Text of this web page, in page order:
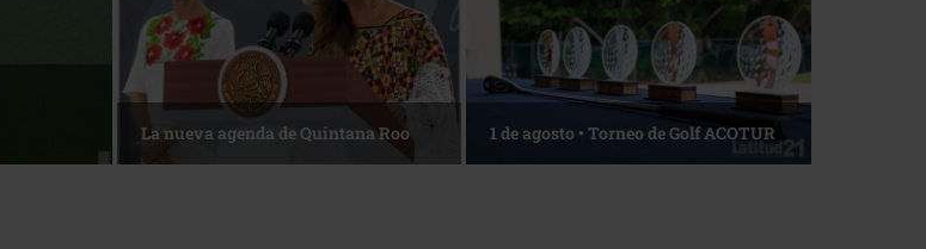
La nueva agenda de Quintana Roo 1 de agosto • Torneo de Golf ACOTUR